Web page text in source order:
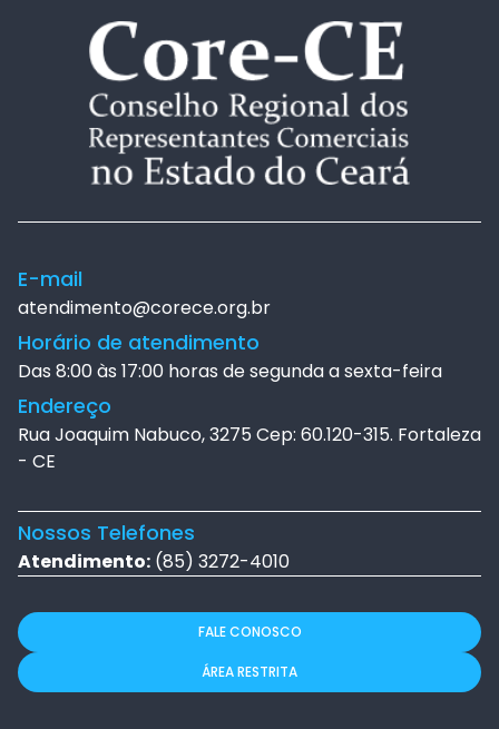
E-mail
atendimento@corece.org.br
Horário de atendimento
Das 8:00 às 17:00 horas de segunda a sexta-feira
Endereço
Rua Joaquim Nabuco, 3275 Cep: 60.120-315. Fortaleza
- CE
Nossos Telefones
Atendimento: (85) 3272-4010
FALE CONOSCO
ÁREA RESTRITA